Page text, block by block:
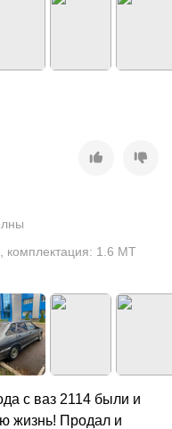
комплектация: 1.6 MT
с ваз 2114 были и
жизнь! Продал и